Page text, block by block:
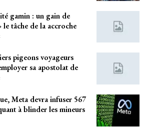
gamin : un gain de
tâche de la accroche
pigeons voyageurs
sa apostolat de
Meta devra infuser 567
à blinder les mineurs